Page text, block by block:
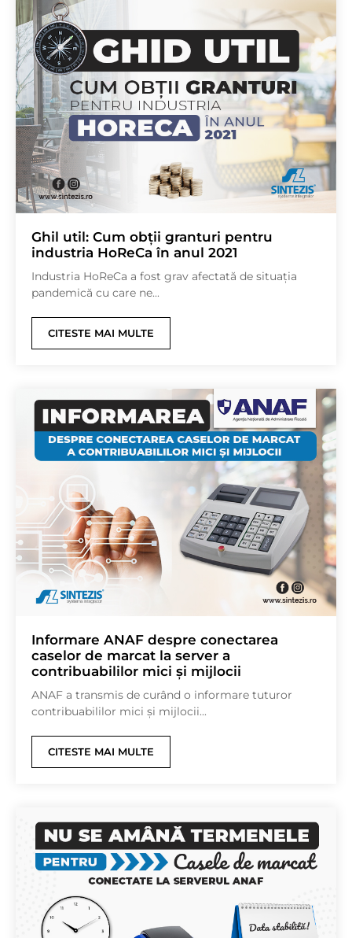
Ghil util: Cum obții granturi pentru
industria HoReCa în anul 2021
Industria HoReCa a fost grav afectată de situația
pandemică cu care ne...
CITESTE MAI MULTE
Informare ANAF despre conectarea
caselor de marcat la server a
contribuabililor mici și mijlocii
ANAF a transmis de curând o informare tuturor
contribuabililor mici și mijlocii...
CITESTE MAI MULTE